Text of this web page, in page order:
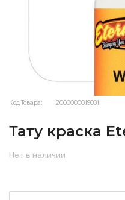
Код Товара: 2000000019031
Тату краска
Нет в наличии